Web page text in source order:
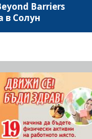
Barriers
в Солун
Гърция, чиито домакин бе
Срещата постави
европейска
повишаване на
приобщаването на
които работят с хора с